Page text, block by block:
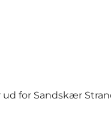
for Sandskær